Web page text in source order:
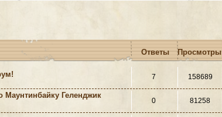
Ответы Просмотры
7 158689
Геленджик
0 81258